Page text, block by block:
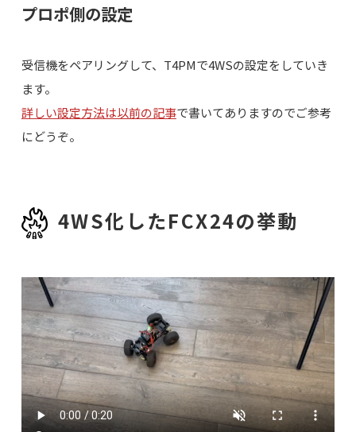
プロポ側の設定
受信機をペアリングして、T4PMで4WSの設定をしていき
ます。
詳しい設定方法は以前の記事で書いてありますのでご参考
にどうぞ。
4WS化したFCX24の挙動